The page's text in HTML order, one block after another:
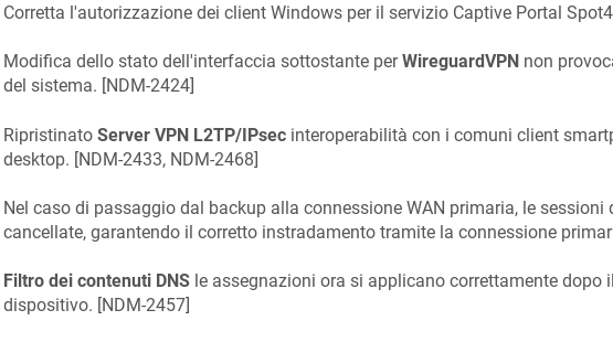
Corretta l'autorizzazione dei client Windows per il servizio Captive Portal
Modifica dello stato dell'interfaccia sottostante perWireguardVPN non
del sistema. [NDM-2424]
Ripristinato Server VPN L2TP/IPsecinteroperabilità con i comuni client
desktop. [NDM-2433, NDM-2468]
Nel caso di passaggio dal backup alla connessione WAN primaria, le sessioni
cancellate, garantendo il corretto instradamento tramite la connessione
Filtro dei contenuti DNSle assegnazioni ora si applicano correttamente dopo
dispositivo. [NDM-2457]